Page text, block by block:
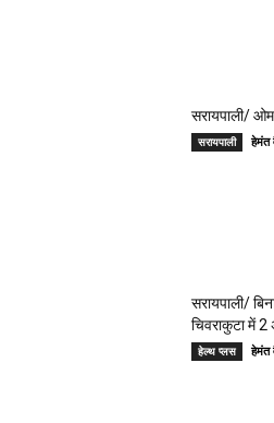
सरायपाली/ ओम
सरायपाली हेमंत
सरायपाली/
चिवराकुटा में 2
हेल्थ प्लस हेमंत